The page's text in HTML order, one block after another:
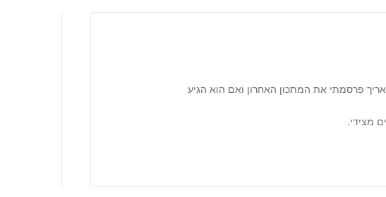
פרסמתי את המתכון האחרון ואם הוא הגיע
מצידי.